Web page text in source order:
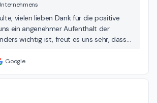
vielen lieben Dank für die positive
ein angenehmer Aufenthalt der
wichtig ist, freut es uns sehr, dass
positiven Eindrücke an das
Curanum Düsselhof
Google